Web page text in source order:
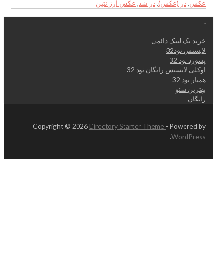
عکس,در (عکس),در شد, عکس آرژانتین
.
خرید بک لینک دائمی
لایسنس نود32
پسورد نود 32
اوکلی لایسنس رایگان نود 32
همیار نود 32
بهترین سئو
رایگان
Copyright © 2026 Directory Starter Theme - Powered by
WordPress
.